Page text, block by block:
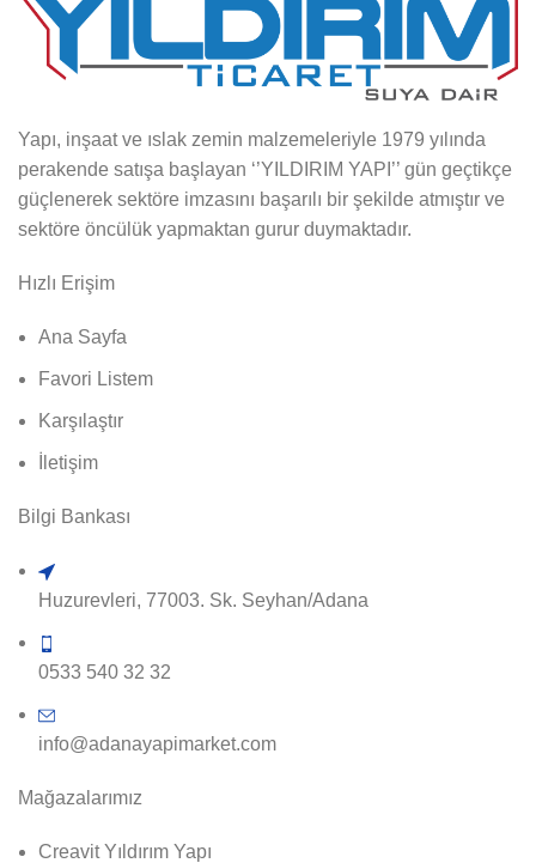
Yapı, inşaat ve ıslak zemin malzemeleriyle 1979 yılında
perakende satışa başlayan ‘’YILDIRIM YAPI’’ gün geçtikçe
güçlenerek sektöre imzasını başarılı bir şekilde atmıştır ve
sektöre öncülük yapmaktan gurur duymaktadır.
Hızlı Erişim
Ana Sayfa
Favori Listem
Karşılaştır
İletişim
Bilgi Bankası
Huzurevleri, 77003. Sk. Seyhan/Adana
0533 540 32 32
info@adanayapimarket.com
Mağazalarımız
Creavit Yıldırım Yapı